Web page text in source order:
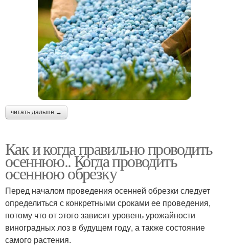
читать дальше →
Как и когда правильно проводить
осеннюю.. Когда проводить
осеннюю обрезку
Перед началом проведения осенней обрезки следует
определиться с конкретными сроками ее проведения,
потому что от этого зависит уровень урожайности
виноградных лоз в будущем году, а также состояние
самого растения.